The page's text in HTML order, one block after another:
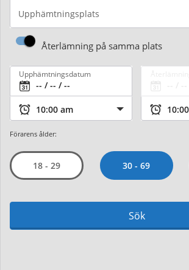
Upphämtningsplats
Återlämning på samma plats
Upphämtningsdatum
Förarens ålder:
18 - 29 30 - 69
Sök